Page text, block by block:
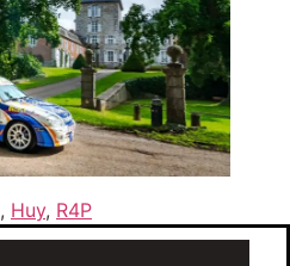
, Huy, R4P